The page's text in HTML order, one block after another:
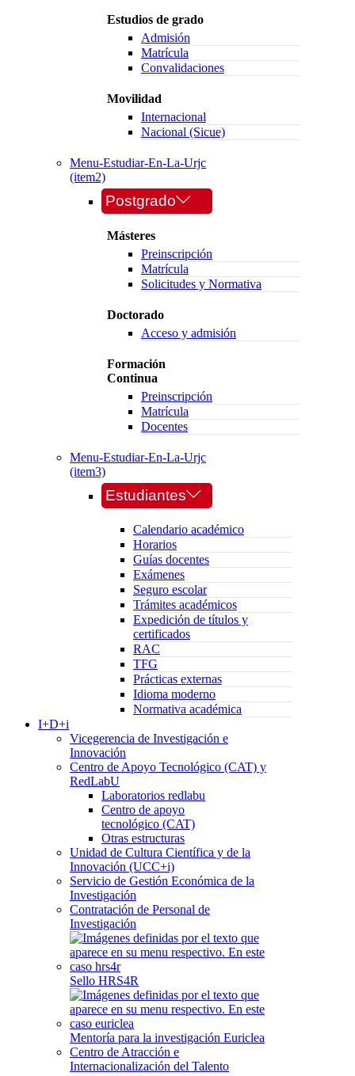
Estudios de grado
Admisión
Matrícula
Convalidaciones
Movilidad
Internacional
Nacional (Sicue)
Menu-Estudiar-En-La-Urjc
(item2)
Postgrado
Másteres
Preinscripción
Matrícula
Solicitudes y Normativa
Doctorado
Acceso y admisión
Formación
Continua
Preinscripción
Matrícula
Docentes
Menu-Estudiar-En-La-Urjc
(item3)
Estudiantes
Calendario académico
Horarios
Guías docentes
Exámenes
Seguro escolar
Trámites académicos
Expedición de títulos y
certificados
RAC
TFG
Prácticas externas
Idioma moderno
Normativa académica
I+D+i
Vicegerencia de Investigación e
Innovación
Centro de Apoyo Tecnológico (CAT) y
RedLabU
Laboratorios redlabu
Centro de apoyo
tecnológico (CAT)
Otras estructuras
Unidad de Cultura Científica y de la
Innovación (UCC+i)
Servicio de Gestión Económica de la
Investigación
Contratación de Personal de
Investigación
Sello HRS4R
Mentoría para la investigación Euriclea
Centro de Atracción e
Internacionalización del Talento